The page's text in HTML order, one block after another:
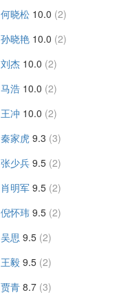
何晓松 10.0 (2)
孙晓艳 10.0 (2)
刘杰 10.0 (2)
马浩 10.0 (2)
王冲 10.0 (2)
秦家虎 9.3 (3)
张少兵 9.5 (2)
肖明军 9.5 (2)
倪怀玮 9.5 (2)
吴思 9.5 (2)
王毅 9.5 (2)
贾青 8.7 (3)